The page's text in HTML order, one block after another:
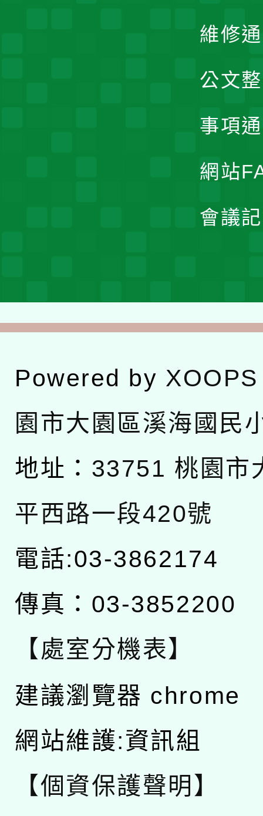
維修
公文
事項
網站
會議
Powered by XOOPS
園市大園區溪海國民
地址： 33751 桃園市
平西路一段420號
電話:03-3862174
傳真：03-3852200
【處室分機表】
建議瀏覽器 chrome
網站維護:資訊組
【個資保護聲明】